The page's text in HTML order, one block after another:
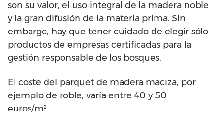
son su valor, el uso integral de la madera noble
y la gran difusión de la materia prima. Sin
embargo, hay que tener cuidado de elegir sólo
productos de empresas certificadas para la
gestión responsable de los bosques.
El coste del parquet de madera maciza, por
ejemplo de roble, varía entre 40 y 50
euros/m².